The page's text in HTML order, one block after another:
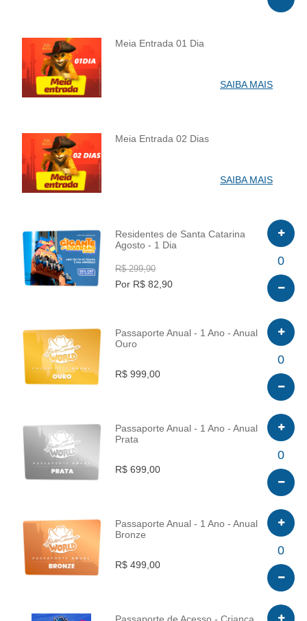
INFO
Meia Entrada 01 Dia
SAIBA MAIS
INFO
Meia Entrada 02 Dias
SAIBA MAIS
INFO
Residentes de Santa Catarina
Agosto - 1 Dia
R$ 299,90
Por R$ 82,90
0
INFO
Passaporte Anual - 1 Ano - Anual
Ouro
R$ 999,00
0
INFO
Passaporte Anual - 1 Ano - Anual
Prata
R$ 699,00
0
INFO
Passaporte Anual - 1 Ano - Anual
Bronze
R$ 499,00
0